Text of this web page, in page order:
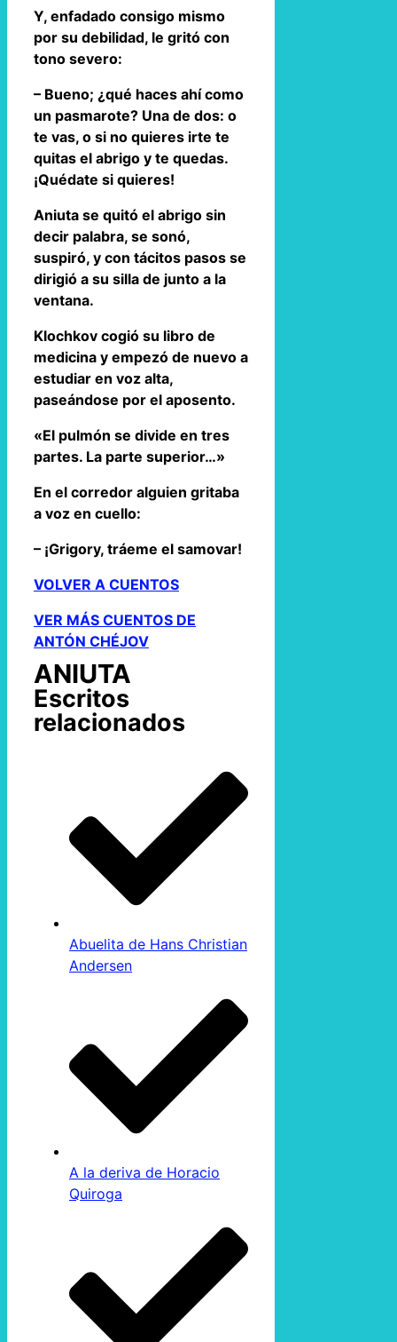
Y, enfadado consigo mismo
por su debilidad, le gritó con
tono severo:
– Bueno; ¿qué haces ahí como
un pasmarote? Una de dos: o
te vas, o si no quieres irte te
quitas el abrigo y te quedas.
¡Quédate si quieres!
Aniuta se quitó el abrigo sin
decir palabra, se sonó,
suspiró, y con tácitos pasos se
dirigió a su silla de junto a la
ventana.
Klochkov cogió su libro de
medicina y empezó de nuevo a
estudiar en voz alta,
paseándose por el aposento.
«El pulmón se divide en tres
partes. La parte superior…»
En el corredor alguien gritaba
a voz en cuello:
– ¡Grigory, tráeme el samovar!
VOLVER A CUENTOS
VER MÁS CUENTOS DE
ANTÓN CHÉJOV
ANIUTA
Escritos
relacionados
Abuelita de Hans Christian
Andersen
A la deriva de Horacio
Quiroga